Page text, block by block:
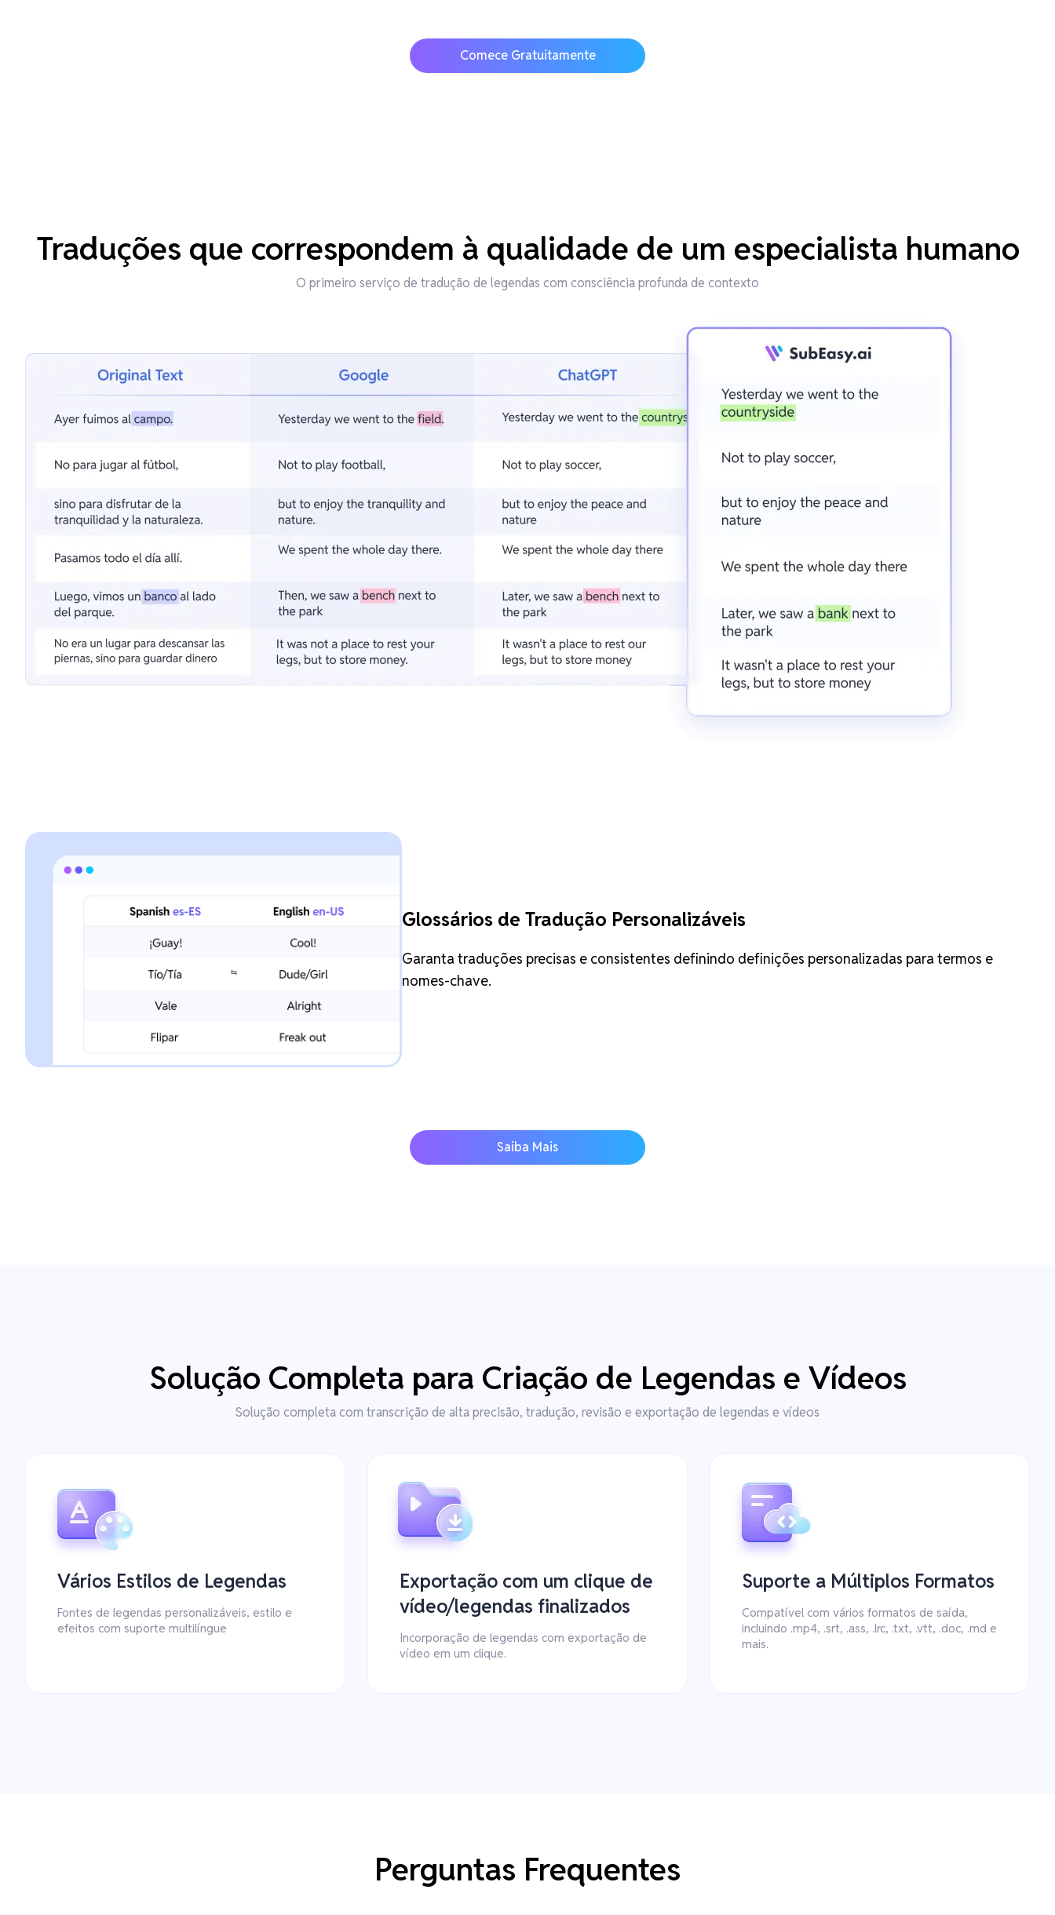
Comece Gratuitamente
Traduções que correspondem à qualidade de um especialista humano
O primeiro serviço de tradução de legendas com consciência profunda de contexto
Glossários de Tradução Personalizáveis
Garanta traduções precisas e consistentes definindo definições personalizadas para termos e
nomes-chave.
Saiba Mais
Solução Completa para Criação de Legendas e Vídeos
Solução completa com transcrição de alta precisão, tradução, revisão e exportação de legendas e vídeos
Vários Estilos de Legendas
Fontes de legendas personalizáveis, estilo e
efeitos com suporte multilíngue
Exportação com um clique de
vídeo/legendas finalizados
Incorporação de legendas com exportação de
vídeo em um clique.
Suporte a Múltiplos Formatos
Compatível com vários formatos de saída,
incluindo .mp4, .srt, .ass, .lrc, .txt, .vtt, .doc, .md e
mais.
Perguntas Frequentes